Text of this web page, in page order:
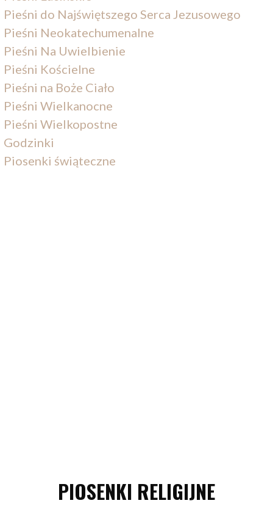
Pieśni do Najświętszego Serca Jezusowego
Pieśni Neokatechumenalne
Pieśni Na Uwielbienie
Pieśni Kościelne
Pieśni na Boże Ciało
Pieśni Wielkanocne
Pieśni Wielkopostne
Godzinki
Piosenki świąteczne
PIOSENKI RELIGIJNE